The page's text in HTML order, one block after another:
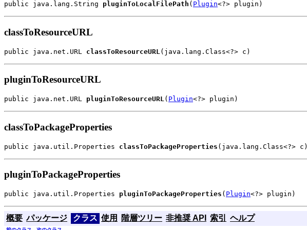
public java.lang.String pluginToLocalFilePath ( Plugin<?> plugin)
classToResourceURL
public java.net.URL classToResourceURL (java.lang.Class<?> c)
pluginToResourceURL
public java.net.URL pluginToResourceURL( Plugin<?> plugin)
classToPackageProperties
public java.util.Properties classToPackageProperties (java.lang.Class<?> c)
pluginToPackageProperties
public java.util.Properties pluginToPackageProperties ( Plugin<?> plugin)
概要 パッケージ クラス 使用 階層ツリー 非推奨 API 索引 ヘルプ